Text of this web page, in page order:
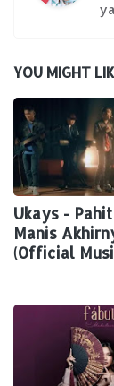
YOU MIGHT
Ukays -
Manis
(Official